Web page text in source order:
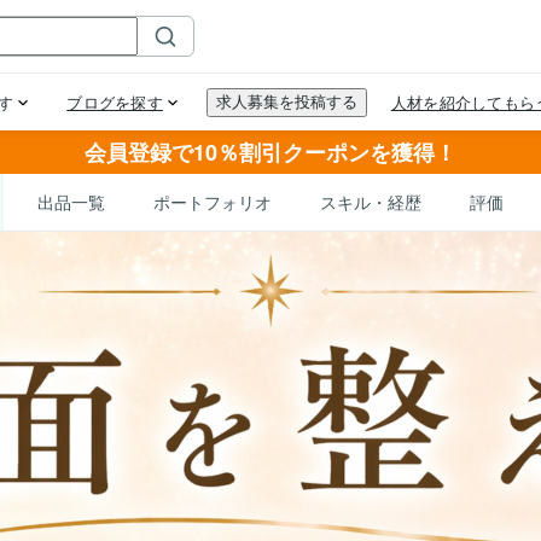
会員登録で10％割引クーポンを獲得！
出品一覧 ポートフォリオ スキル・経歴 評価